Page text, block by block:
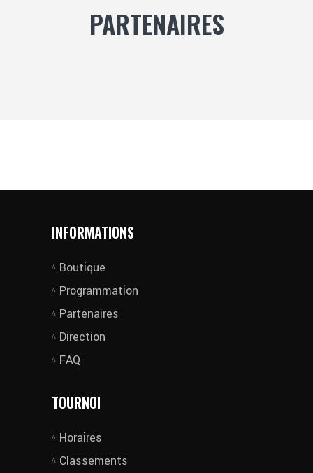
PARTENAIRES
INFORMATIONS
Boutique
Programmation
Partenaires
Direction
FAQ
TOURNOI
Horaires
Classements